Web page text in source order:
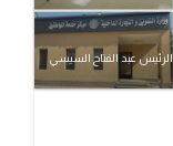
الرئيس عبد الفتاح السيسي